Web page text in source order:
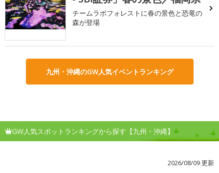
チームラボフォレストに春の景色と恐竜の
森が登場
九州・沖縄のGW人気イベントランキング
GW人気スポットランキングから探す【九州・沖縄】
2026/08/09 更新